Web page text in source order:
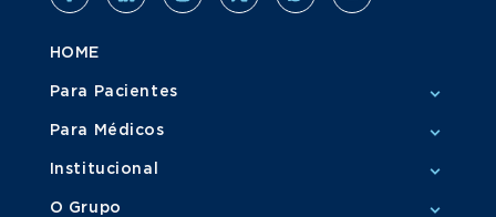
HOME
Para Pacientes
Para Médicos
Institucional
O Grupo